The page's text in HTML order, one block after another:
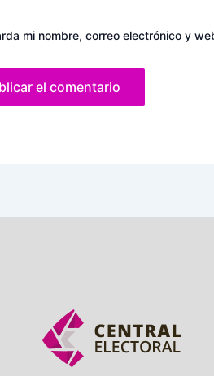
mi nombre, correo electrónico y